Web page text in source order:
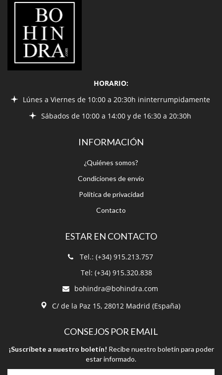
LIBRERÍA
BOHINDRA
HORARIO:
Lúnes a Viernes de 10:00 a 20:30h ininterrumpidamente
Sábados de 10:00 a 14:00 y de 16:30 a 20:30h
INFORMACIÓN
¿Quiénes somos?
Condiciones de envío
Política de privacidad
Contacto
ESTAR EN CONTACTO
Tel.: (+34) 915.213.757
Tel: (+34) 915.320.838
bohindra@bohindra.com
C/ de la Paz 15, 28012 Madrid (España)
CONSEJOS POR EMAIL
¡Suscríbete a nuestro boletín! Recibe nuestro boletín para poder
estar informado.